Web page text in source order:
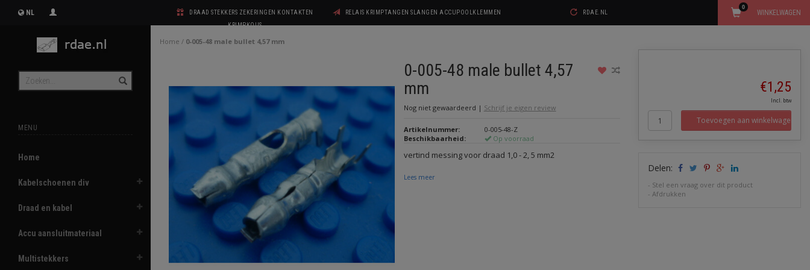
NL
DRAAD STEKKERS ZEKERINGEN KONTAKTEN
KRIMPKOUS
RELAIS KRIMPTANGEN SLANGEN ACCUPOOLKLEMMEN RDAE.NL WINKELWAGEN
0
MENU
Home
Kabelschoenen div
Draad en kabel
Accu aansluitmateriaal
Multistekkers
Home / 0-005-48 male bullet 4,57 mm
0-005-48 male bullet 4,57
mm
Nog niet gewaardeerd | Schrijf je eigen review
Artikelnummer:
0-005-48-Z
Beschikbaarheid:
Op voorraad
vertind messing voor draad 1,0 - 2, 5 mm2
Lees meer
€1,25
Incl. btw
Toevoegen aan winkelwagen
Delen:
- Stel een vraag over dit product
-Afdrukken